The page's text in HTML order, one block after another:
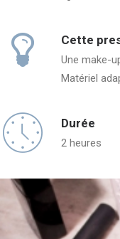
Cette
Une make-
Matériel
Durée
2 heures